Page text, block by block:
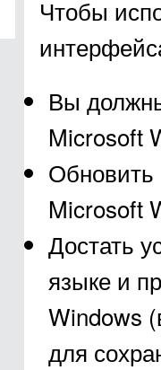
Чтобы
Вы
Microsoft
Обновить
Microsoft
Достать
языке и
Windows
для